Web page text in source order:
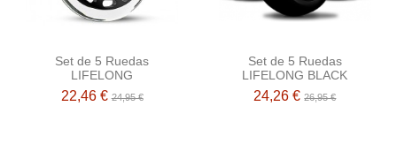
Set de 5 Ruedas
LIFELONG
22,46 €24,95 €
Set de 5 Ruedas
LIFELONG BLACK
24,26 €26,95 €